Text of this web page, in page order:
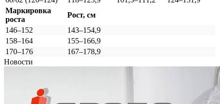
Маркировка
роста
Рост, см
146–152
143–154,9
158–164
155–166,9
170–176
167–178,9
Новости